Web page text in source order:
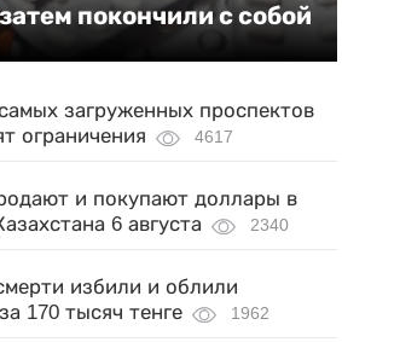
покончили с собой
загруженных проспектов
ограничения
4617
и покупают доллары в
6 августа
2340
избили и облили
170 тысяч тенге
1962